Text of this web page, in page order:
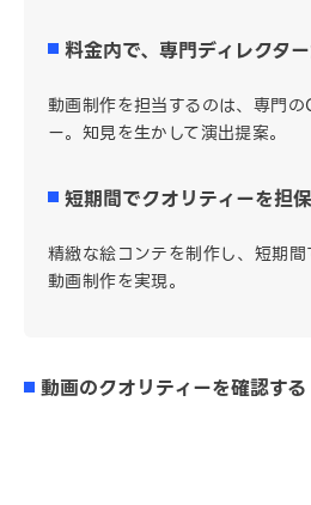
料金内で、専門ディレクタ
動画制作を担当するのは、専門
ー。知見を生かして演出提案。
短期間でクオリティーを担
精緻な絵コンテを制作し、短期
動画制作を実現。
動画のクオリティーを確認する